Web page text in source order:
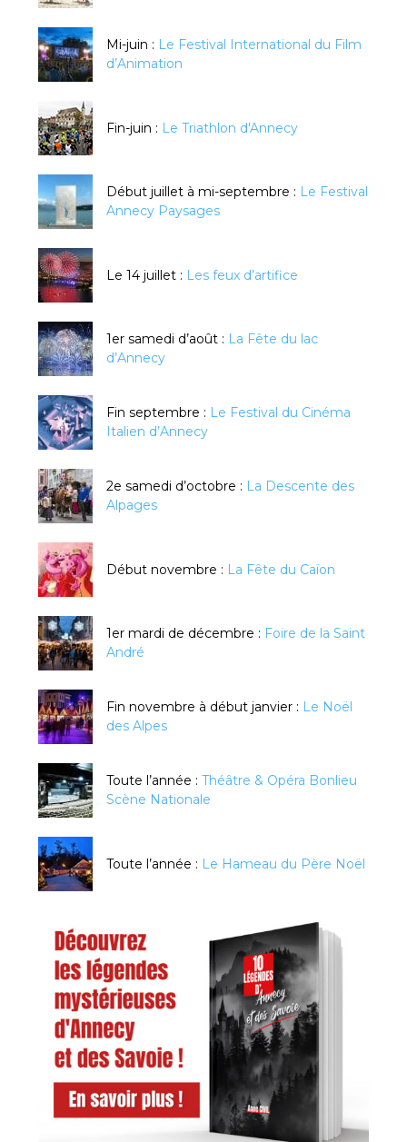
Mi-juin : Le Festival International du Film
d’Animation
Fin-juin : Le Triathlon d'Annecy
Début juillet à mi-septembre : Le Festival
Annecy Paysages
Le 14 juillet : Les feux d’artifice
1er samedi d’août : La Fête du lac
d’Annecy
Fin septembre : Le Festival du Cinéma
Italien d’Annecy
2e samedi d’octobre : La Descente des
Alpages
Début novembre : La Fête du Caïon
1er mardi de décembre : Foire de la Saint
André
Fin novembre à début janvier : Le Noël
des Alpes
Toute l’année : Théâtre & Opéra Bonlieu
Scène Nationale
Toute l’année : Le Hameau du Père Noël